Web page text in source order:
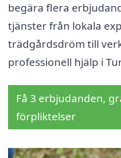
begära flera
tjänster från lokala
trädgårdsdröm till
professionell hjälp i
Få 3 erbjudanden,
förpliktelser